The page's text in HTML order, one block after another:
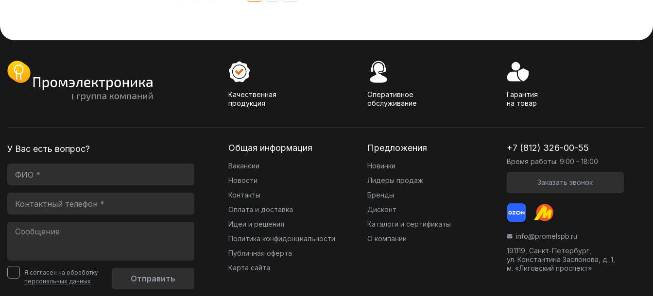
Качественная
продукция
Оперативное
обслуживание
Гарантия
на товар
У Вас есть вопрос?
Я согласен на обработку
персональных данных
Отправить
Общая информация
Вакансии
Новости
Контакты
Оплата и доставка
Идеи и решения
Политика конфиденциальности
Публичная оферта
Карта сайта
Предложения
Новинки
Лидеры продаж
Бренды
Дисконт
Каталоги и сертификаты
О компании
+7 (812) 326-00-55
Время работы: 9:00 - 18:00
Заказать звонок
info@promelspb.ru
191119, Санкт-Петербург,
ул. Константина Заслонова, д. 1,
м. «Лиговский проспект»